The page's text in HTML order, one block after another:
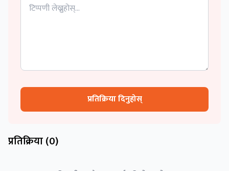
प्रतिक्रिया दिनुहोस्
प्रतिक्रिया (0)